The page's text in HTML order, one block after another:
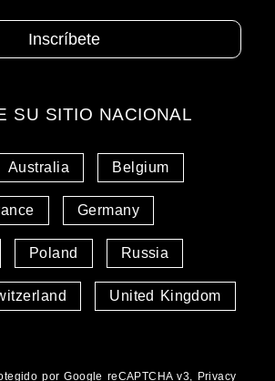
SU SITIO NACIONAL
Australia Belgium
Germany
Poland Russia
United Kingdom
por Google reCAPTCHA v3, Privacy